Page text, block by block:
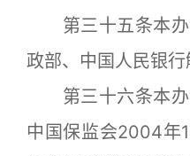
第三十五条本办
政部、中国人民银行
第三十六条本办
中国保监会2004年